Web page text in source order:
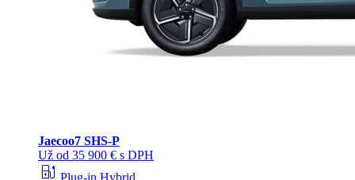
Jaecoo7 SHS-P
Už od 35 900 € s DPH
ev_station Plug-in Hybrid